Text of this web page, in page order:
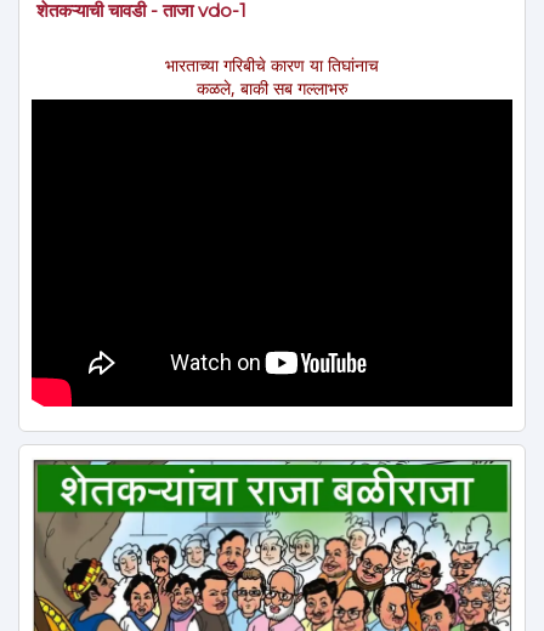
शेतकऱ्याची चावडी - ताजा vdo-1
भारताच्या गरिबीचे कारण या तिघांनाच
कळले, बाकी सब गल्लाभरु